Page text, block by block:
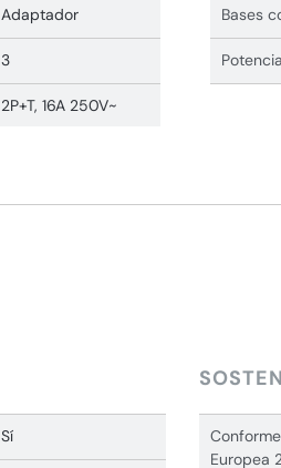
Adaptador
3
2P+T, 16A 250V~
Bases
Sí
Europea